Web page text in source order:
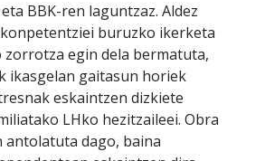
BBK-ren laguntzaz. Aldez
buruzko ikerketa
egin dela bermatuta,
ikasgelan gaitasun horiek
eskaintzen dizkiete
LHko hezitzaileei. Obra
dago, baina